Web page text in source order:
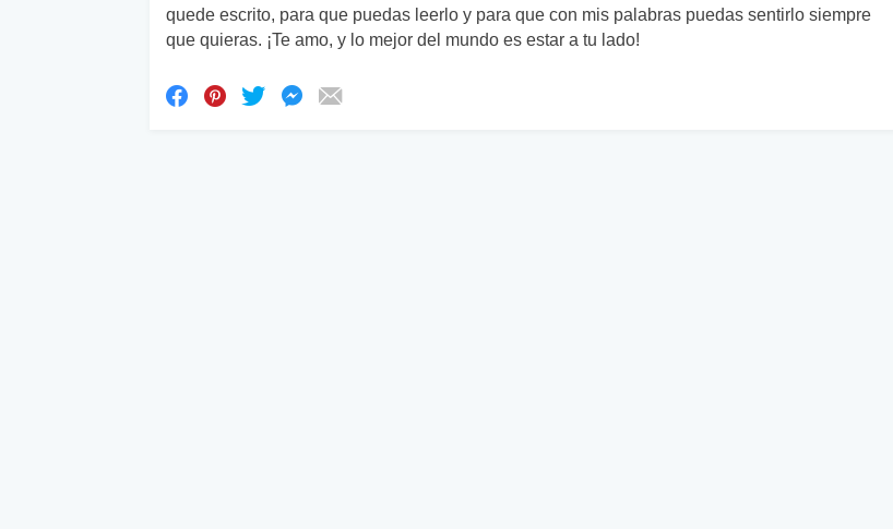
quede escrito, para que puedas leerlo y para que con mis palabras puedas sentirlo siempre
que quieras. ¡Te amo, y lo mejor del mundo es estar a tu lado!